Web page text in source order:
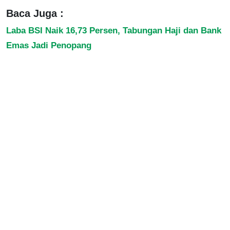
Baca Juga :
Laba BSI Naik 16,73 Persen, Tabungan Haji dan Bank
Emas Jadi Penopang